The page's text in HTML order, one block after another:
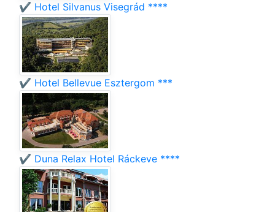
✔️ Hotel Silvanus Visegrád ****
✔️ Hotel Bellevue Esztergom ***
✔️ Duna Relax Hotel Ráckeve ****